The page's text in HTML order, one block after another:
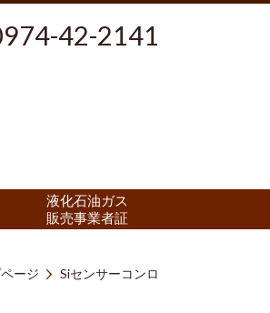
42-2141
液化石油ガス
販売事業者証
ージ Siセンサーコンロ